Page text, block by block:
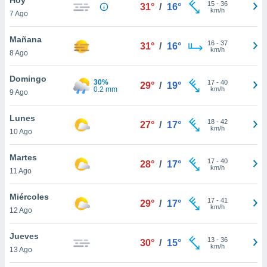
en
más
nuestra
de
cookies
aceptar
7 Ago
31° / 16° 15- 36
km/h
Mañana
8 Ago
31° / 16° 16- 37
km/h
Domingo
9 Ago
30%
0.2 mm
29° / 19° 17- 40
km/h
Lunes
10 Ago
27° / 17° 18- 42
km/h
Martes
11 Ago
28° / 17° 17- 40
km/h
Miércoles
12 Ago
29° / 17° 17- 41
km/h
Jueves
13 Ago
30° / 15° 13- 36
km/h